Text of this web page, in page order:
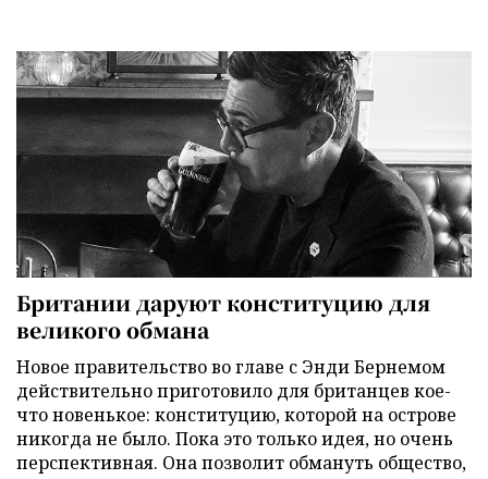
Британии даруют конституцию для
великого обмана
Новое правительство во главе с Энди Бернемом
действительно приготовило для британцев кое-
что новенькое: конституцию, которой на острове
никогда не было. Пока это только идея, но очень
перспективная. Она позволит обмануть общество,